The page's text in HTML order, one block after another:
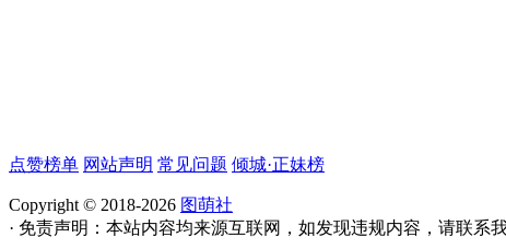
点赞榜单 网站声明 常见问题 倾城·正妹榜
Copyright © 2018-2026 图萌社
· 免责声明：本站内容均来源互联网，如发现违规内容，请联系